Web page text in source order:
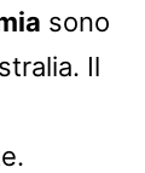
sono
Il